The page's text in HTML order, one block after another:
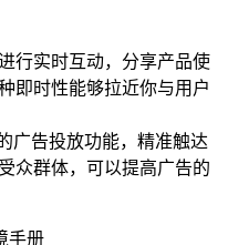
行实时互动，分享产品使
即时性能够拉近你与用户
广告投放功能，精准触达
众群体，可以提高广告的